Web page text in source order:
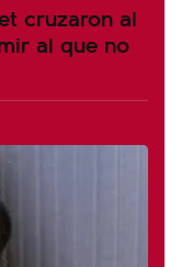
cruzaron al
al que no